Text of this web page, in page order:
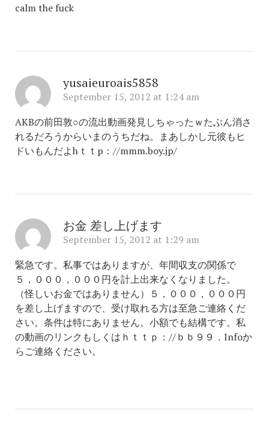
calm the fuck
yusaieuroais5858
September 15, 2012 at 1:24 am
AKBの前田敦○の流出動画発見しちゃったｗたぶん消さ
れるだろうからいまのうちだね。まあしかし元彼もヒ
ドいもんだよhｔｔp：//mmm.boy.jp/
お金 差し上げます
September 15, 2012 at 1:29 am
緊急です。私事ではありますが、年間収支の関係で
５，０００，０００円を計上出来なくなりました。
（怪しいお金ではありません）５，０００，０００円
を差し上げますので、受け取れる方は至急ご連絡くだ
さい。条件は特にありません。小額でも結構です。私
の動画のリンクもしくはｈｔｔｐ：//ｂｂ９９．Infoか
らご連絡ください。